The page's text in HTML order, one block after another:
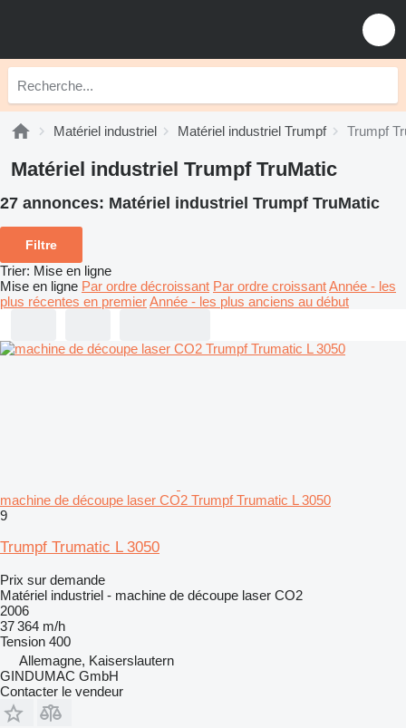
Matériel industriel Matériel industriel Trumpf Trumpf
Matériel industriel Trumpf TruMatic
27 annonces: Matériel industriel Trumpf TruMatic
Filtre
Trier: Mise en ligne
Mise en ligne Par ordre décroissant Par ordre croissantAnnée - les
plus récentes en premierAnnée - les plus anciens au début
machine de découpe laser CO2 Trumpf Trumatic L 3050
9
Trumpf Trumatic L 3050
Prix sur demande
Matériel industriel - machine de découpe laser CO2
2006
37 364 m/h
Tension 400
Allemagne, Kaiserslautern
GINDUMAC GmbH
Contacter le vendeur